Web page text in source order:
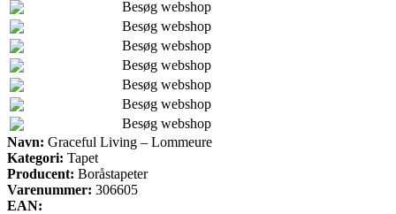
Besøg webshop
Besøg webshop
Besøg webshop
Besøg webshop
Besøg webshop
Besøg webshop
Besøg webshop
Navn: Graceful Living – Lommeure
Kategori: Tapet
Producent: Boråstapeter
Varenummer: 306605
EAN: